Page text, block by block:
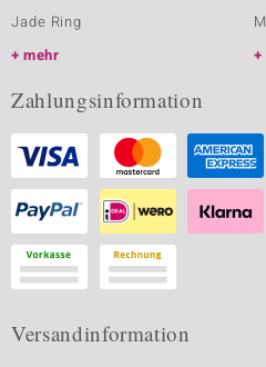
Jade Ring
mehr
Zahlungsinformation
Versandinformation